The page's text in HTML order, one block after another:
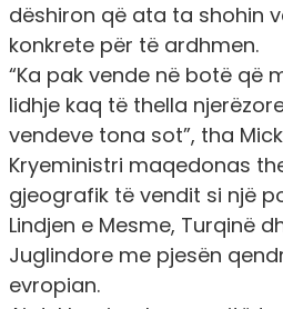
dëshiron që ata ta shohin
konkrete për të ardhmen.
“Ka pak vende në botë që
lidhje kaq të thella
vendeve tona sot”, tha
Kryeministri maqedonas
gjeografik të vendit si një
Lindjen e Mesme, Turqinë
Juglindore me pjesën
evropian.